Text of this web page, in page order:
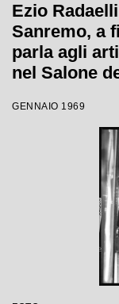
Ezio
Sanremo, a
parla agli
nel Salone
GENNAIO 1969